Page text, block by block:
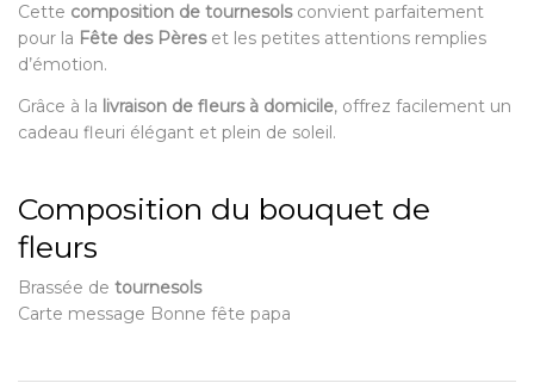
Cette composition de tournesolsconvient parfaitement
pour la Fête des Pèreset les petites attentions remplies
d’émotion.
Grâce à la livraison de fleurs à domicile, offrez facilement un
cadeau fleuri élégant et plein de soleil.
Composition du bouquet de
fleurs
Brassée de tournesols
Carte message Bonne fête papa